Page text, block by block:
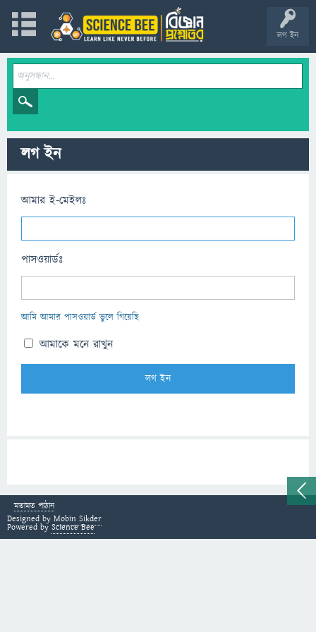
লগ ইন
লগ ইন
আমার ই-মেইলঃ
পাসওয়ার্ডঃ
আমি আমার পাসওয়ার্ড ভুলে গিয়েছি
আমাকে মনে রাখুন
মতামত পাঠান
Designed by Mobin Sikder
Powered by Science Bee